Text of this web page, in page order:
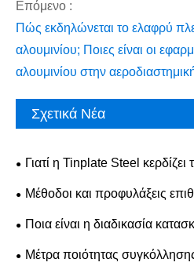
Επόμενο :
Πώς εκδηλώνεται το ελαφρύ
αλουμινίου; Ποιες είναι οι
αλουμινίου στην
Σχετικά Νέα
Γιατί η Tinplate Steel
πραγματικό κόσμο σήμερα;
​Μέθοδοι και προφυλάξεις
επιφάνειας για φύλλο
Ποια είναι η διαδικασία
ανοξείδωτο χάλυβα;
​Μέτρα ποιότητας